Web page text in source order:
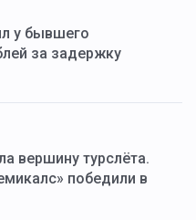
у бывшего
за задержку
вершину турслёта.
победили в